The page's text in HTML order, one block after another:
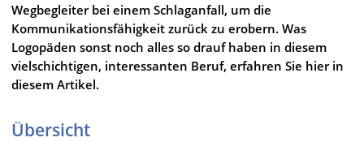
Wegbegleiter bei einem Schlaganfall, um die
Kommunikationsfähigkeit zurück zu erobern. Was
Logopäden sonst noch alles so drauf haben in diesem
vielschichtigen, interessanten Beruf, erfahren Sie hier in
diesem Artikel.
Übersicht